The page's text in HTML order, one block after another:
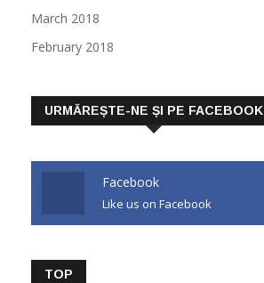
March 2018
February 2018
URMĂREȘTE-NE ȘI PE FACEBOOK
Facebook
Like us on Facebook
TOP